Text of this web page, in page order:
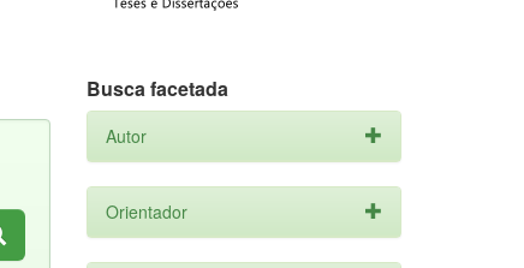
Busca facetada
Autor
Orientador